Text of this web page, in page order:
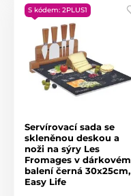
S kódem: 2PLUS1
Servírovací sada se
skleněnou deskou a
noži na sýry Les
Fromages v dárkovém
balení černá 30x25cm,
Easy Life